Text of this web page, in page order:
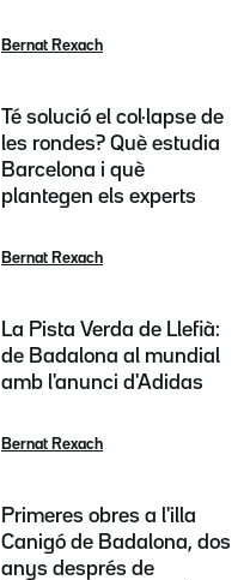
Bernat Rexach
Té solució el col·lapse de
les rondes? Què estudia
Barcelona i què
plantegen els experts
Bernat Rexach
La Pista Verda de Llefià:
de Badalona al mundial
amb l'anunci d'Adidas
Bernat Rexach
Primeres obres a l'illa
Canigó de Badalona, dos
anys després de